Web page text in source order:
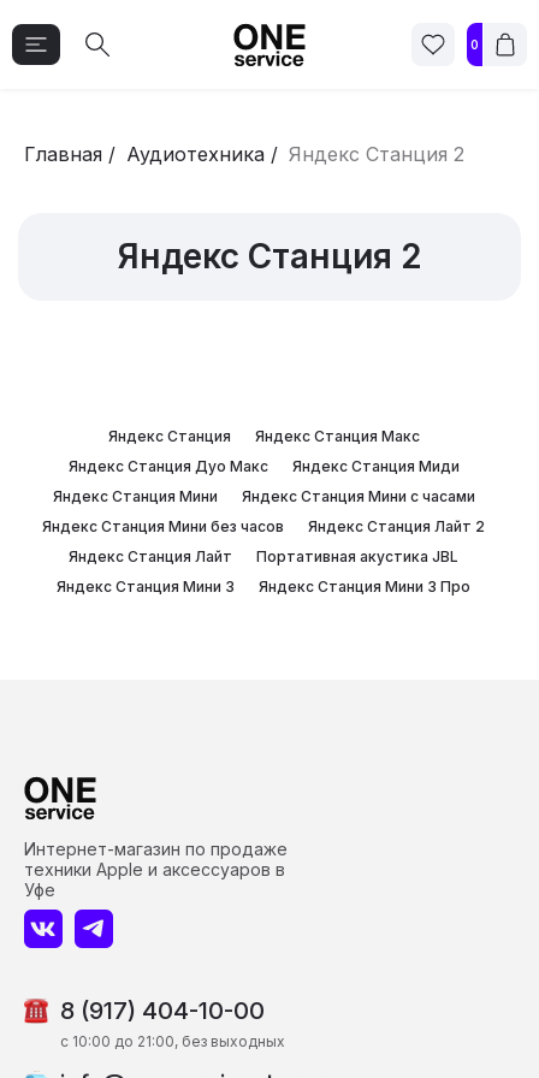
0
Главная / Аудиотехника / Яндекс Станция 2
Яндекс Станция 2
Яндекс Станция
Яндекс Станция Макс
Яндекс Станция Дуо Макс
Яндекс Станция Миди
Яндекс Станция Мини
Яндекс Станция Мини с часами
Яндекс Станция Мини без часов
Яндекс Станция Лайт 2
Яндекс Станция Лайт
Портативная акустика JBL
Яндекс Станция Мини 3
Яндекс Станция Мини 3 Про
8 (917) 404-10-00
c 10:00 до 21:00, без выходных
Интернет-магазин по продаже
техники Apple и аксессуаров в
Уфе